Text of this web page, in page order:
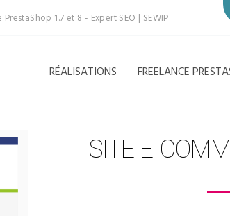
1.7 et 8 - Expert SEO | SEWIP
RÉALISATIONS FREELANCE
SITE E-